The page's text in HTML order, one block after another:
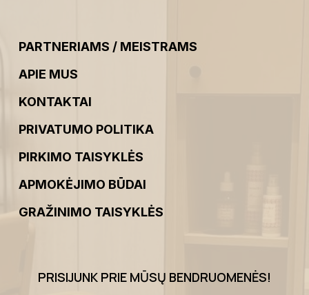
PARTNERIAMS / MEISTRAMS
APIE MUS
KONTAKTAI
PRIVATUMO POLITIKA
PIRKIMO TAISYKLĖS
APMOKĖJIMO BŪDAI
GRAŽINIMO TAISYKLĖS
PRISIJUNK PRIE MŪSŲ BENDRUOMENĖS!